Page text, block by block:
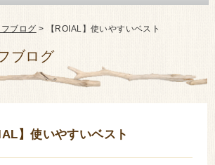
ブログ > 【ROIAL】使いやすいベスト
ブログ
】使いやすいベスト